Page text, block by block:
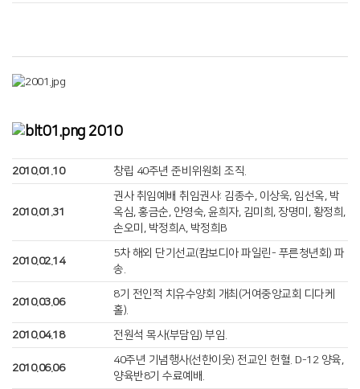
2010
2010.01.10 창립 40주년 준비위원회 조직.
2010.01.31
권사 취임예배 취임권사: 김종수, 이상욱, 임선옥, 박
옥심, 홍금순, 안영숙, 윤희자, 김미희, 장명미, 황정희,
손오미, 박정희A, 박정희B
2010.02.14
5차 해외 단기선교(캄보디아 파일린- 푸른청년회) 파
송.
2010.03.06
8기 전인적 치유수양회 개최(거여중앙교회 디다케
홀).
2010.04.18
전원석 목사(부담임) 부임.
2010.06.06
40주년 기념행사(선한이웃) 전교인 헌혈. D-12 양육,
양육반8기 수료예배.